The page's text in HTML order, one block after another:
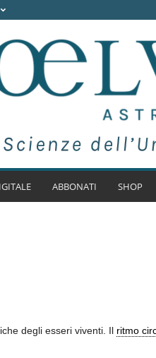
ABBONATI SHOP
degli esseri viventi. Il ritmo